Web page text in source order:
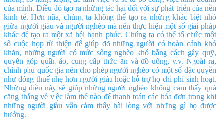
của mình. Điều đó tạo ra những tác hại đối với sự phát triển của nền
kinh tế. Hơn nữa, chúng ta không thể tạo ra những khác biệt nhỏ
giữa người giàu và người nghèo mà nên thực hiện một số giải pháp
khác để tạo ra một xã hội hạnh phúc. Chúng ta có thể tổ chức một
số cuộc họp từ thiện để giúp đỡ những người có hoàn cảnh khó
khăn, những người có mức sống nghèo khó bằng cách gây quỹ,
quyên góp quần áo, cung cấp thức ăn và đồ uống, v.v. Ngoài ra,
chính phủ quốc gia nên cho phép người nghèo có một số đặc quyền
như đóng thuế nhẹ hơn người giàu hoặc hỗ trợ họ chi phí sinh hoạt.
Những điều này sẽ giúp những người nghèo không cảm thấy quá
căng thẳng về việc làm thế nào để thanh toán các hóa đơn trong khi
những người giàu vẫn cảm thấy hài lòng với những gì họ được
hưởng.